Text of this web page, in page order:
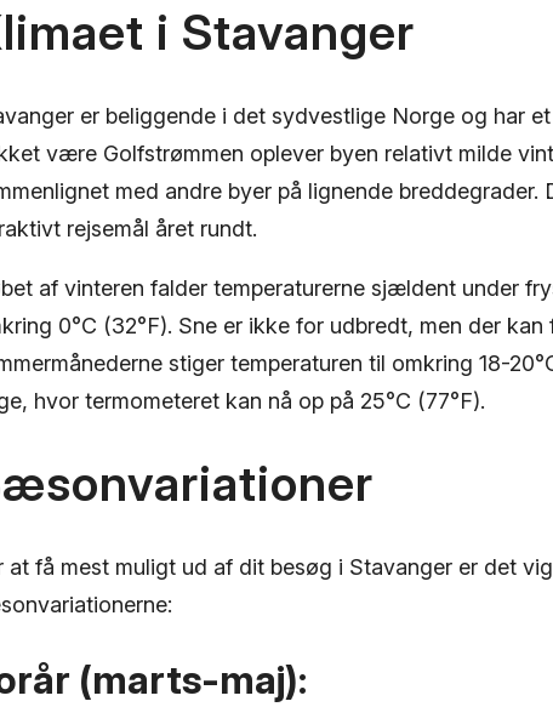
i Stavanger
er beliggende i det sydvestlige Norge og har
være Golfstrømmen oplever byen relativt milde
med andre byer på lignende
rejsemål året rundt.
af vinteren falder temperaturerne sjældent under
0°C (32°F). Sne er ikke for udbredt, men der
stiger temperaturen til omkring 18-
hvor termometeret kan nå op på 25°C (77°F).
at få mest muligt ud af dit besøg i Stavanger er det
(marts-maj):